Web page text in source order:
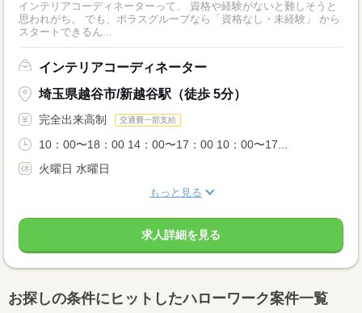
インテリアコーディネーターって、 資格や経験がないと難しそうと
思われがち。 でも、ポラスグループなら「資格なし・未経験」 から
スタートできるん...
インテリアコーディネーター
埼玉県越谷市/新越谷駅（徒歩 5分）
完全出来高制 交通費一部支給
10：00〜18：00 14：00〜17：00 10：00〜17...
火曜日 水曜日
もっと見る
求人詳細を見る
お探しの条件にヒットしたハローワーク案件一覧